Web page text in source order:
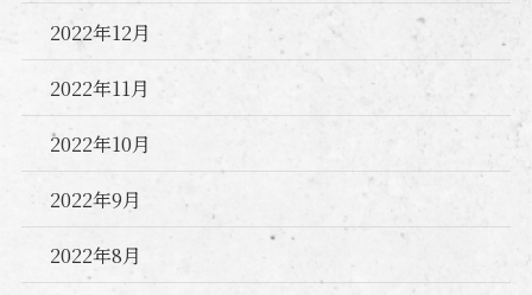
2022年12月
2022年11月
2022年10月
2022年9月
2022年8月